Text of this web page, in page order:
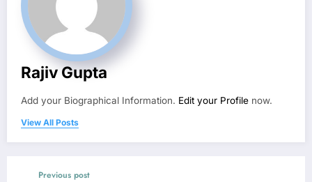
Rajiv Gupta
Add your Biographical Information. Edit your Profile now.
View All Posts
Previous post